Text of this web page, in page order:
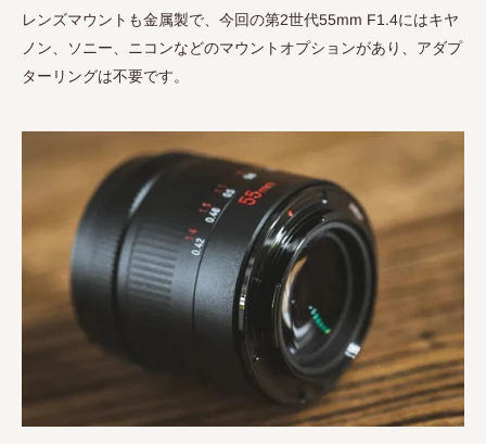
レンズマウントも金属製で、今回の第2世代55mm F1.4にはキヤ
ノン、ソニー、ニコンなどのマウントオプションがあり、アダプ
ターリングは不要です。